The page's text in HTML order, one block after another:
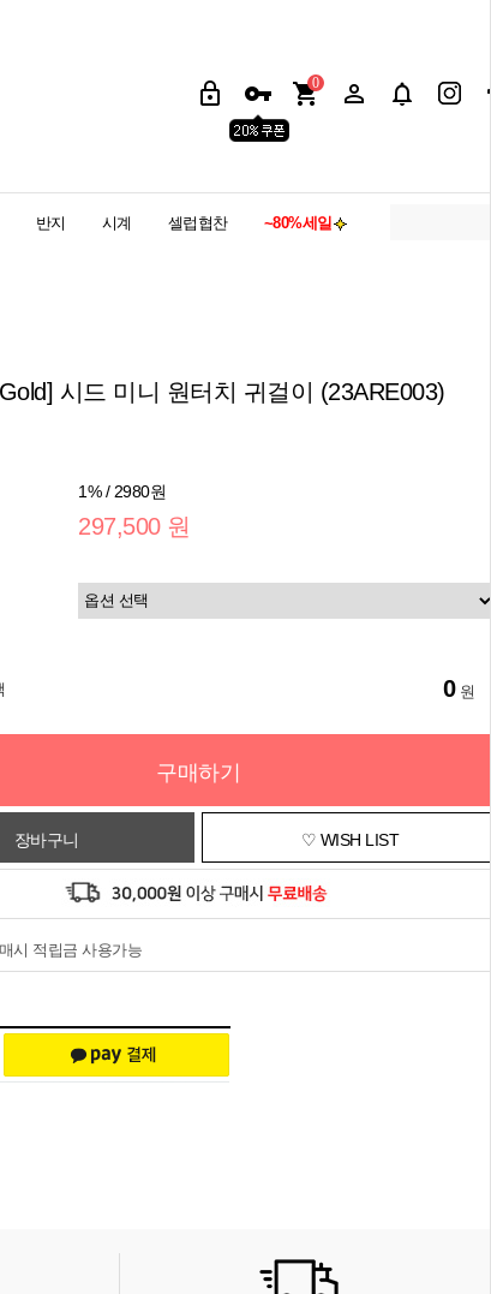
0
반지 시계 셀럽협찬 ~80%세일
시드 미니 원터치 귀걸이 (23ARE003)
1% / 2980원
297,500 원
0 원
구매하기
장바구니 ♡ WISH LIST
시 적립금 사용가능